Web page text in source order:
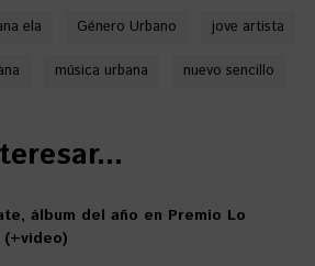
ela Género Urbano jove artista
música urbana nuevo sencillo
álbum del año en Premio Lo